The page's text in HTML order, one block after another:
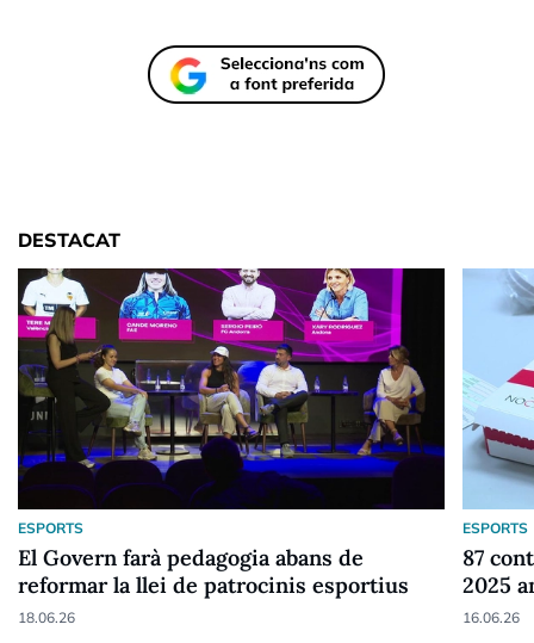
DESTACAT
ESPORTS
El Govern farà pedagogia abans de
reformar la llei de patrocinis esportius
18.06.26
ESPORTS
87
2025
16.06.26